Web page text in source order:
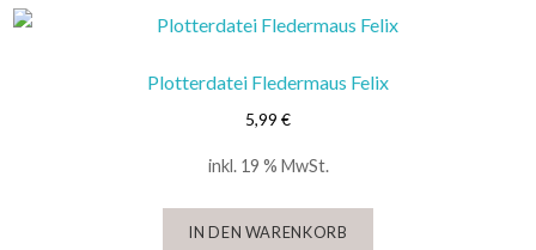
Plotterdatei Fledermaus Felix
5,99 €
inkl. 19 % MwSt.
IN DEN WARENKORB